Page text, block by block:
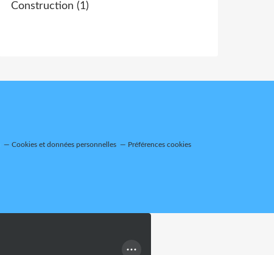
Construction (1)
Cookies et données personnelles Préférences cookies